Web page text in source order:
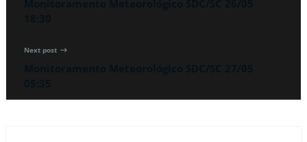
Next post